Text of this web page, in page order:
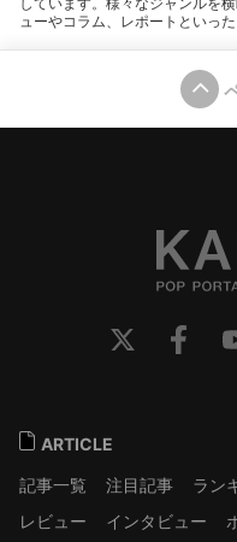
ューやコラム、レポートといっ
ARTICLE
記事一覧
注目記事 ラン
レビュー
インタビュー